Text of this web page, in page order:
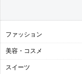
ファッション
美容・コスメ
スイーツ